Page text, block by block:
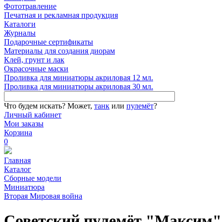
Фототравление
Печатная и рекламная продукция
Каталоги
Журналы
Подарочные сертификаты
Материалы для создания диорам
Клей, грунт и лак
Окрасочные маски
Проливка для миниатюры акриловая 12 мл.
Проливка для миниатюры акриловая 30 мл.
Что будем искать? Может, танк или пулемёт?
Личный кабинет
Мои заказы
Корзина
0
Главная
Каталог
Сборные модели
Миниатюра
Вторая Мировая война